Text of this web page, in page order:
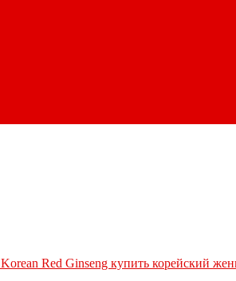
Korean Red Ginseng купить корейский